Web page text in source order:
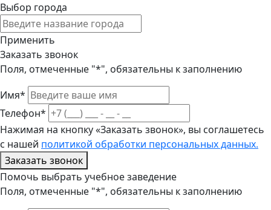
Выбор города
Применить
Заказать звонок
Поля, отмеченные "*", обязательны к заполнению
Имя*
Телефон*
Нажимая на кнопку «Заказать звонок», вы соглашетесь
с нашей политикой обработки персональных данных.
Заказать звонок
Помочь выбрать учебное заведение
Поля, отмеченные "*", обязательны к заполнению